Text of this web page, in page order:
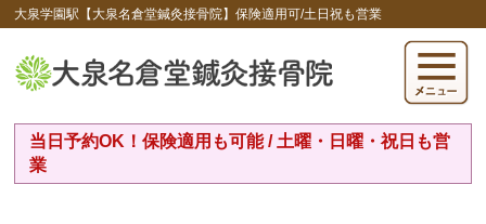
大泉学園駅【大泉名倉堂鍼灸接骨院】保険適用可/土日祝も営業
当日予約OK！保険適用も可能 / 土曜・日曜・祝日も営
業